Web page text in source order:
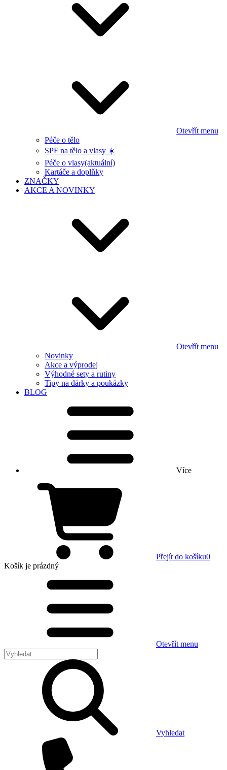
Otevřít menu
Péče o tělo
SPF na tělo a vlasy ☀️
Péče o vlasy(aktuální)
Kartáče a doplňky
ZNAČKY
AKCE A NOVINKY
Otevřít menu
Novinky
Akce a výprodej
Výhodné sety a rutiny
Tipy na dárky a poukázky
BLOG
Více
Přejít do košíku0
Košík je prázdný
Otevřít menu
Vyhledat